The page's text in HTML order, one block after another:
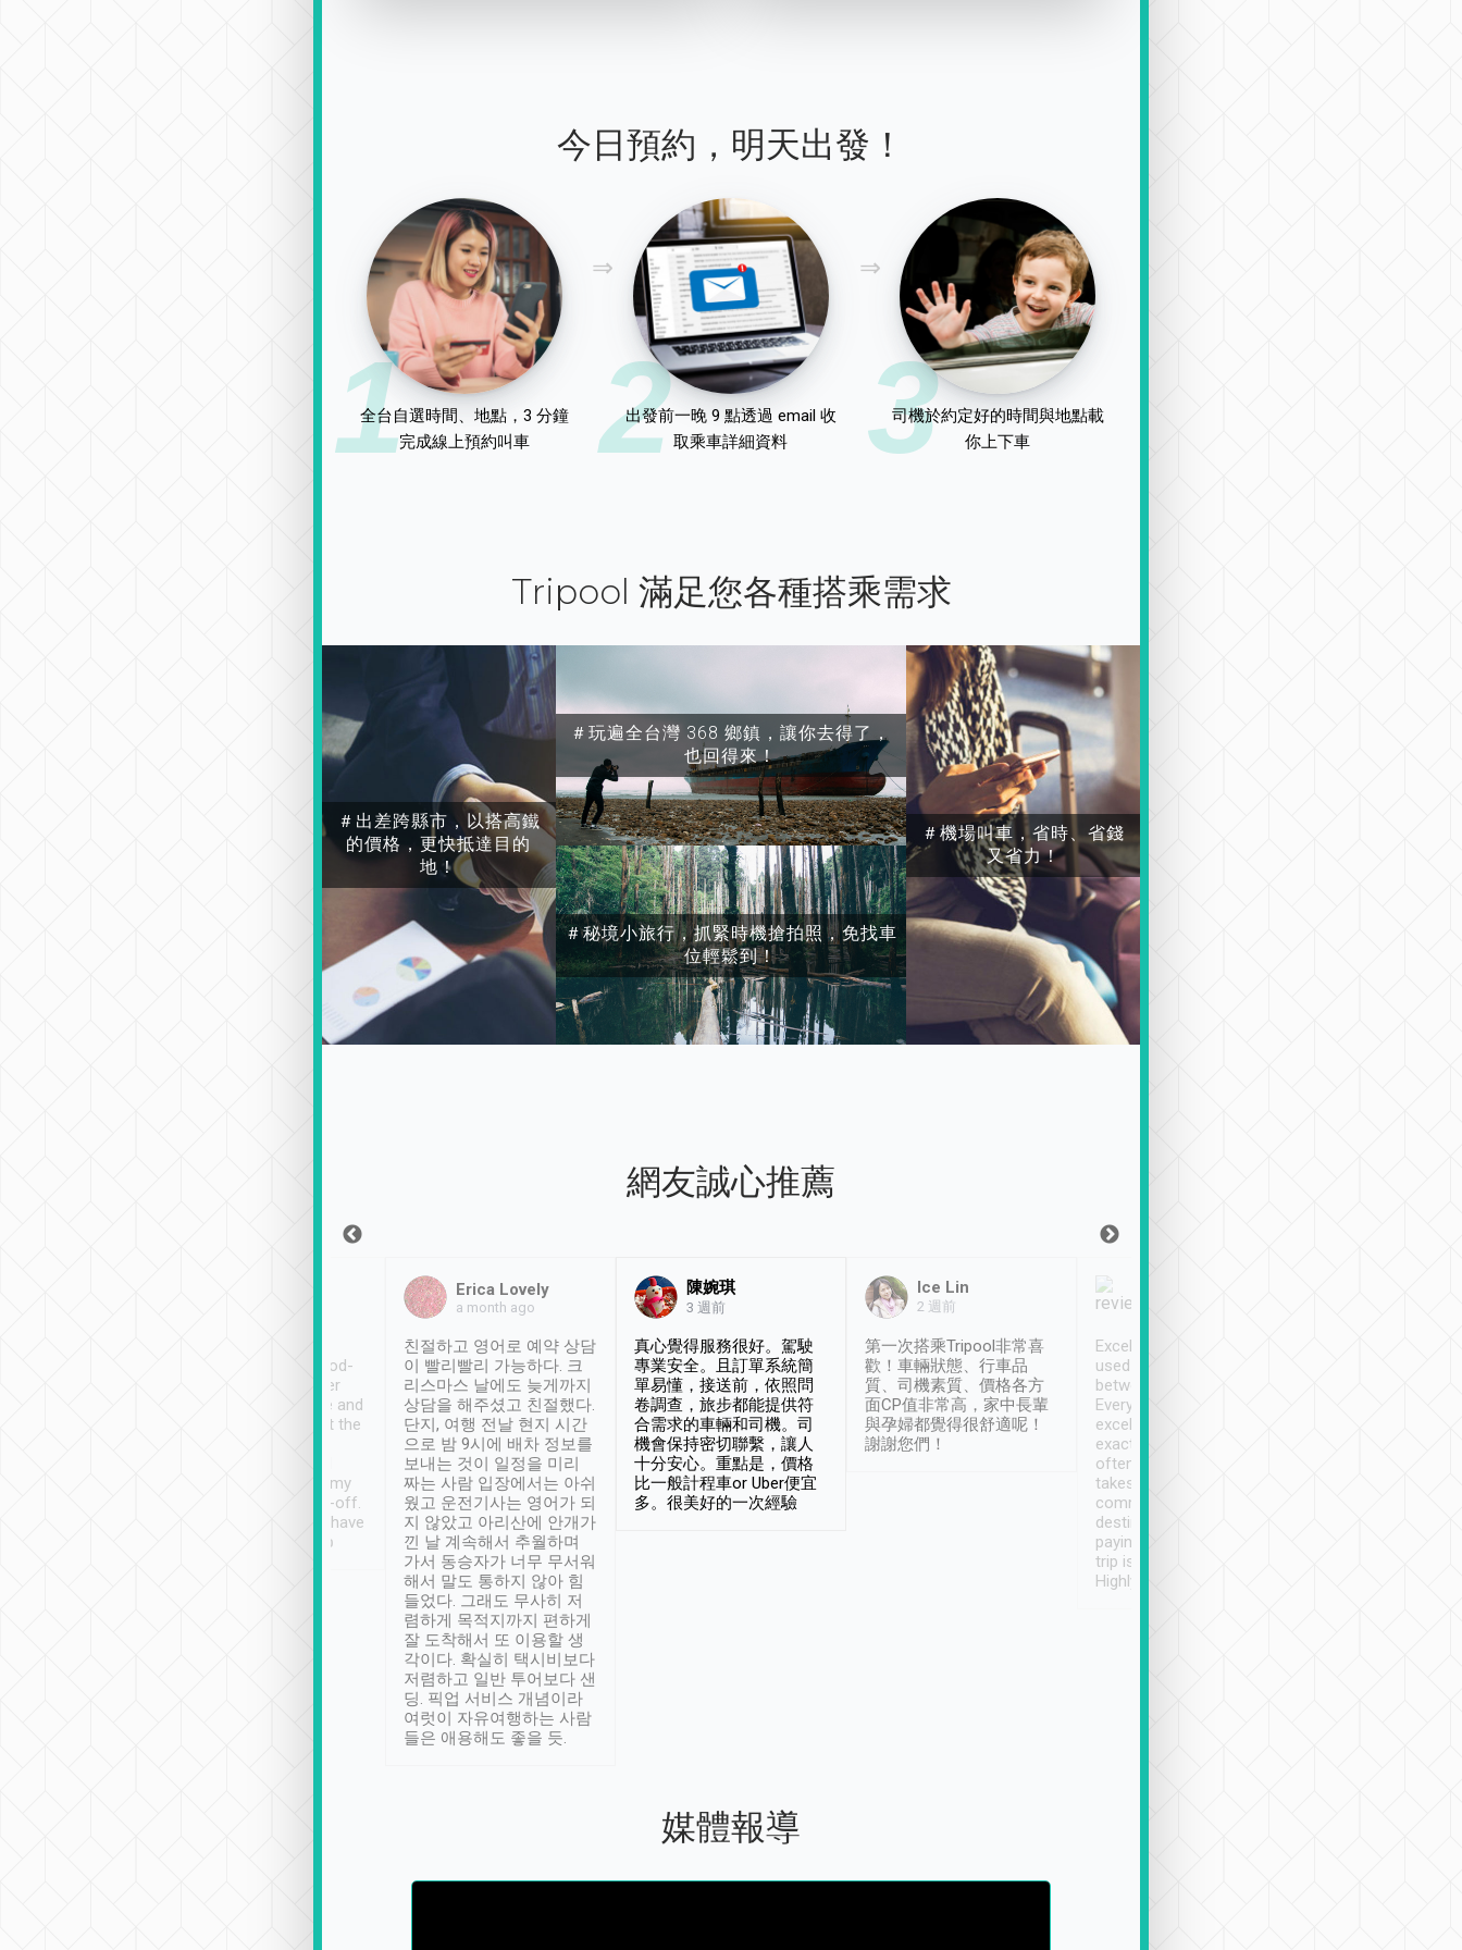
今日預約，明天出發！
1
全台自選時間、地點，3 分鐘
完成線上預約叫車
2
出發前一晚 9 點透過 email 收
取乘車詳細資料
3
司機於約定好的時間與地點載
你上下車
Tripool 滿足您各種搭乘需求
＃出差跨縣市，以搭高鐵
的價格，更快抵達目的
地！
＃玩遍全台灣 368 鄉鎮，讓你去得了，
也回得來！
＃秘境小旅行，抓緊時機搶拍照，免找車
位輕鬆到！
＃機場叫車，省時、省錢
又省力！
網友誠心推薦
service, vehicles in good-
condition and the driver
service was awesome and
thoughtful. Driver went the
have safely arrived at my
destination after drop-off.
Definitely something I have
not seen elsewhere 👍
Erica Lovely
a month ago
친절하고 영어로 예약 상담
이 빨리빨리 가능하다. 크
리스마스 날에도 늦게까지
상담을 해주셨고 친절했다.
단지, 여행 전날 현지 시간
으로 밤 9시에 배차 정보를
보내는 것이 일정을 미리
짜는 사람 입장에서는 아쉬
웠고 운전기사는 영어가 되
지 않았고 아리산에 안개가
낀 날 계속해서 추월하며
가서 동승자가 너무 무서워
해서 말도 통하지 않아 힘
들었다. 그래도 무사히 저
렴하게 목적지까지 편하게
잘 도착해서 또 이용할 생
각이다. 확실히 택시비보다
저렴하고 일반 투어보다 샌
딩. 픽업 서비스 개념이라
여럿이 자유여행하는 사람
들은 애용해도 좋을 듯.
陳婉琪
3 週前
真心覺得服務很好。駕駛
專業安全。且訂單系統簡
單易懂，接送前，依照問
卷調查，旅步都能提供符
合需求的車輛和司機。司
機會保持密切聯繫，讓人
十分安心。重點是，價格
比一般計程車or Uber便宜
多。很美好的一次經驗
Ice Lin
2 週前
第一次搭乘Tripool非常喜
歡！車輛狀態、行車品
質、司機素質、價格各方
面CP值非常高，家中長輩
與孕婦都覺得很舒適呢！
謝謝您們！
Excellent service. We have
used Tripool to travel
between cities in Taiwan.
Every driver has been
excellent and arrives
exactly on time. As there is
often limited English it
takes the difficulty out of
communicating the
destination details and
paying online prior to the
trip is very convenient.
Highly recommended
媒體報導